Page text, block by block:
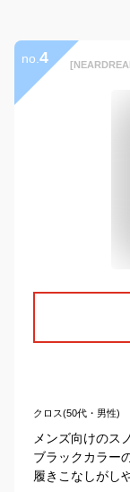
no. 4
クロス(50代・男性)
メンズ向けのス
ブラックカラー
履きこなしがし